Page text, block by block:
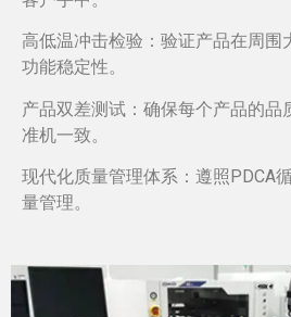
高低温冲击检验：验证产品在周围
功能稳定性。
产品双差测试：确保每个产品的品
准机一致。
现代化质量管理体系：遵照PDCA
量管理。